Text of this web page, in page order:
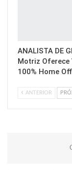
ANALISTA DE
Motriz Oferece
100% Home
ANTERIOR